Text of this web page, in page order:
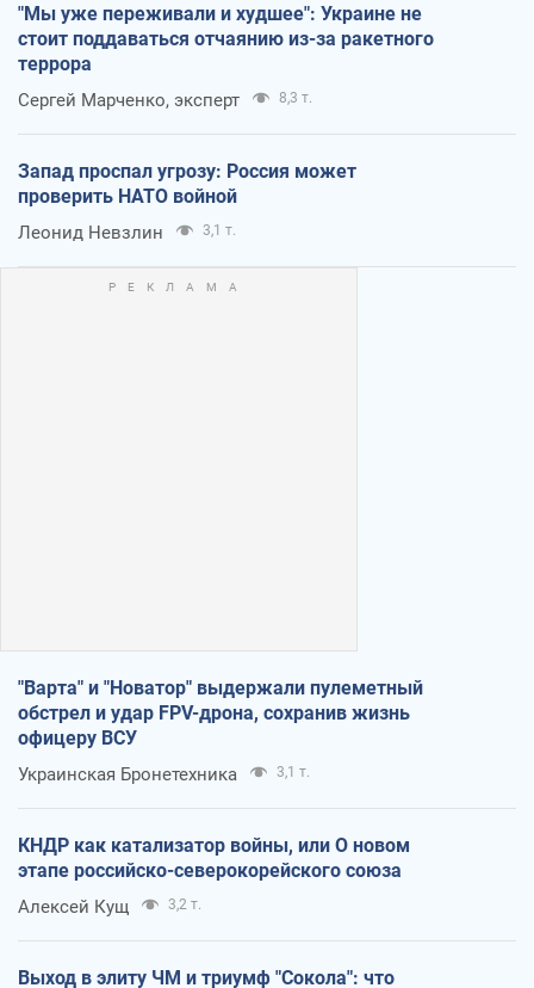
"Мы уже переживали и худшее": Украине не
стоит поддаваться отчаянию из-за ракетного
террора
Сергей Марченко, эксперт 8,3 т.
Запад проспал угрозу: Россия может
проверить НАТО войной
Леонид Невзлин 3,1 т.
"Варта" и "Новатор" выдержали пулеметный
обстрел и удар FPV-дрона, сохранив жизнь
офицеру ВСУ
Украинская Бронетехника 3,1 т.
КНДР как катализатор войны, или О новом
этапе российско-северокорейского союза
Алексей Кущ 3,2 т.
Выход в элиту ЧМ и триумф "Сокола": что